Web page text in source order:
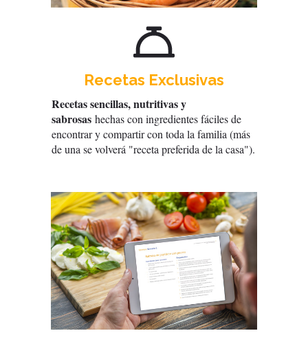
Recetas Exclusivas
Recetas sencillas, nutritivas y
sabrosas hechas con ingredientes fáciles de
encontrar y compartir con toda la familia (más
de una se volverá "receta preferida de la casa").